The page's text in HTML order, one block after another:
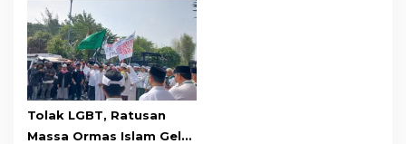
Adu Penalti
Tolak LGBT, Ratusan
Massa Ormas Islam Gelar